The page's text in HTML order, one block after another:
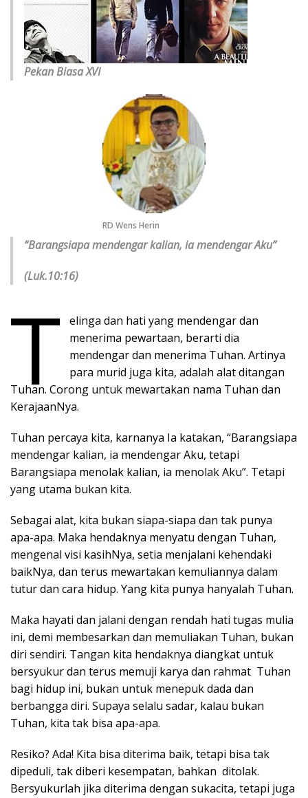
Pekan Biasa XVI
RD Wens Herin
“Barangsiapa mendengar kalian, ia mendengar Aku”
(Luk.10:16)
T
elinga dan hati yang mendengar dan
menerima pewartaan, berarti dia
mendengar dan menerima Tuhan. Artinya
para murid juga kita, adalah alat ditangan
Tuhan. Corong untuk mewartakan nama Tuhan dan
KerajaanNya.
Tuhan percaya kita, karnanya Ia katakan, “Barangsiapa
mendengar kalian, ia mendengar Aku, tetapi
Barangsiapa menolak kalian, ia menolak Aku”. Tetapi
yang utama bukan kita.
Sebagai alat, kita bukan siapa-siapa dan tak punya
apa-apa. Maka hendaknya menyatu dengan Tuhan,
mengenal visi kasihNya, setia menjalani kehendaki
baikNya, dan terus mewartakan kemuliannya dalam
tutur dan cara hidup. Yang kita punya hanyalah Tuhan.
Maka hayati dan jalani dengan rendah hati tugas mulia
ini, demi membesarkan dan memuliakan Tuhan, bukan
diri sendiri. Tangan kita hendaknya diangkat untuk
bersyukur dan terus memuji karya dan rahmat Tuhan
bagi hidup ini, bukan untuk menepuk dada dan
berbangga diri. Supaya selalu sadar, kalau bukan
Tuhan, kita tak bisa apa-apa.
Resiko? Ada! Kita bisa diterima baik, tetapi bisa tak
dipeduli, tak diberi kesempatan, bahkan ditolak.
Bersyukurlah jika diterima dengan sukacita, tetapi juga